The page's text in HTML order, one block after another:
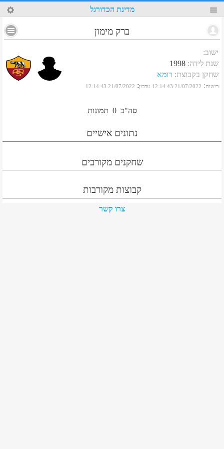
96 מדינת הכדורגל
ברק מימון
ישוב:
שנת לידה:
1998
שחקן בקבוצת: רומא
רישום:
21/07/2022 12:14:43 עדכון:
21/07/2022 12:14:43
סה"כ 0 תמונות
נתונים אישיים
שחקנים מקורבים
קבוצות מקורבות
צרו קשר